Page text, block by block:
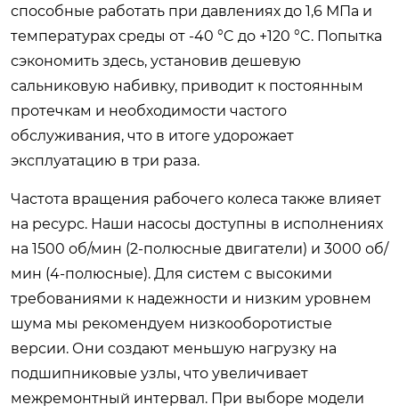
способные работать при давлениях до 1,6 МПа и
температурах среды от -40 °C до +120 °C. Попытка
сэкономить здесь, установив дешевую
сальниковую набивку, приводит к постоянным
протечкам и необходимости частого
обслуживания, что в итоге удорожает
эксплуатацию в три раза.
Частота вращения рабочего колеса также влияет
на ресурс. Наши насосы доступны в исполнениях
на 1500 об/мин (2-полюсные двигатели) и 3000 об/
мин (4-полюсные). Для систем с высокими
требованиями к надежности и низким уровнем
шума мы рекомендуем низкооборотистые
версии. Они создают меньшую нагрузку на
подшипниковые узлы, что увеличивает
межремонтный интервал. При выборе модели